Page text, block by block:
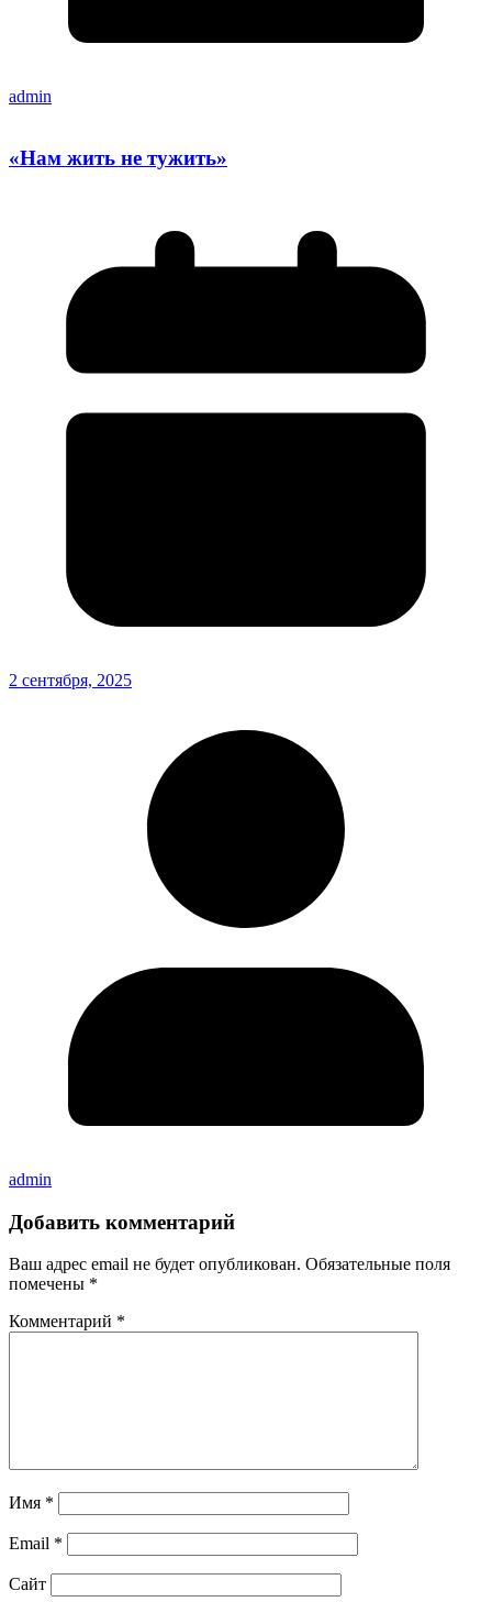
admin
«Нам жить не тужить»
2 сентября, 2025
admin
Добавить комментарий
Ваш адрес email не будет опубликован. Обязательные поля
помечены *
Комментарий *
Имя *
Email *
Сайт